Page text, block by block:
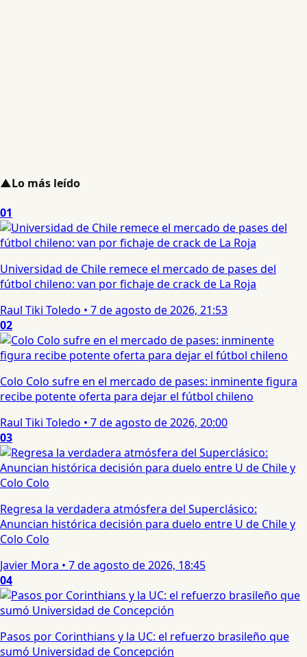
▲Lo más leído
01
Universidad de Chile remece el mercado de pases del
fútbol chileno: van por fichaje de crack de La Roja
Raul Tiki Toledo • 7 de agosto de 2026, 21:53
02
Colo Colo sufre en el mercado de pases: inminente figura
recibe potente oferta para dejar el fútbol chileno
Raul Tiki Toledo • 7 de agosto de 2026, 20:00
03
Regresa la verdadera atmósfera del Superclásico:
Anuncian histórica decisión para duelo entre U de Chile y
Colo Colo
Javier Mora • 7 de agosto de 2026, 18:45
04
Pasos por Corinthians y la UC: el refuerzo brasileño que
sumó Universidad de Concepción